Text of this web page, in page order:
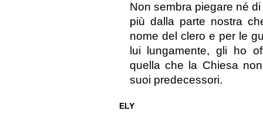
Non sembra piegare né
più dalla parte nostra
nome del clero e per le
lui lungamente, gli ho
quella che la Chiesa
suoi predecessori.
ELY